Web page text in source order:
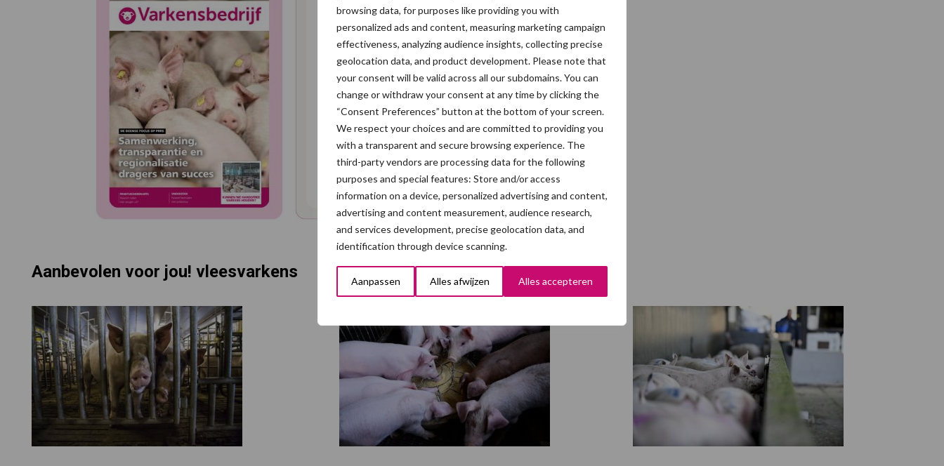
browsing data, for purposes like providing you with
personalized ads and content, measuring marketing campaign
effectiveness, analyzing audience insights, collecting precise
geolocation data, and product development. Please note that
your consent will be valid across all our subdomains. You can
change or withdraw your consent at any time by clicking the
“Consent Preferences” button at the bottom of your screen.
We respect your choices and are committed to providing you
with a transparent and secure browsing experience. The
third-party vendors are processing data for the following
purposes and special features: Store and/or access
information on a device, personalized advertising and content,
advertising and content measurement, audience research,
and services development, precise geolocation data, and
identification through device scanning.
Aanpassen Alles afwijzen Alles accepteren
Aanbevolen voor jou! vleesvarkens